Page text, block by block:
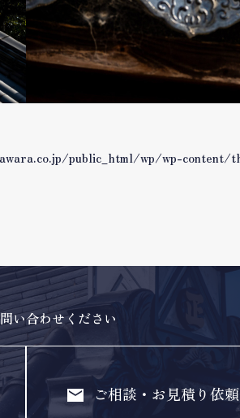
public_html/wp/wp-content/
い合わせください
ご相談・お見積り依